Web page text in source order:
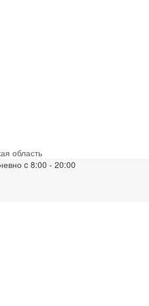
область
c 8:00 - 20:00